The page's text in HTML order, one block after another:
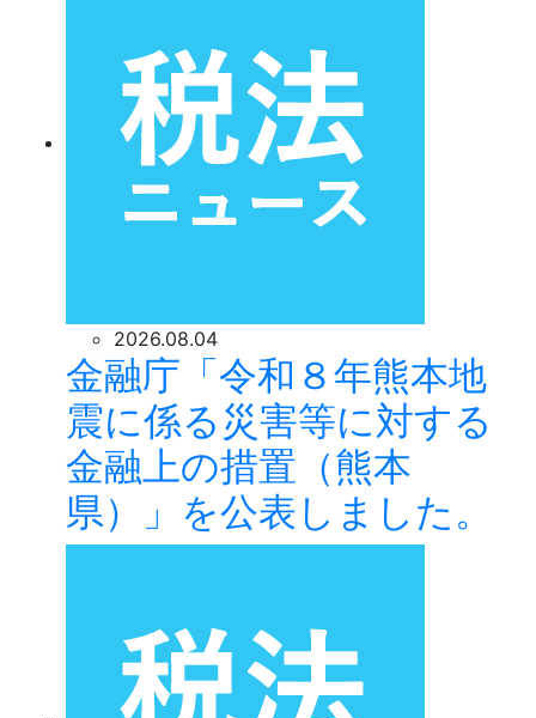
2026.08.04
金融庁「令和８年熊本地
震に係る災害等に対する
金融上の措置（熊本
県）」を公表しました。